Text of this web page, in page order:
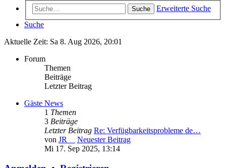
Suche
Erweiterte Suche
Suche
Aktuelle Zeit: Sa 8. Aug 2026, 20:01
Forum
Themen
Beiträge
Letzter Beitrag
Gäste News
1 Themen
3 Beiträge
Letzter Beitrag Re: Verfügbarkeitsprobleme de…
von JR__
Neuester Beitrag
Mi 17. Sep 2025, 13:14